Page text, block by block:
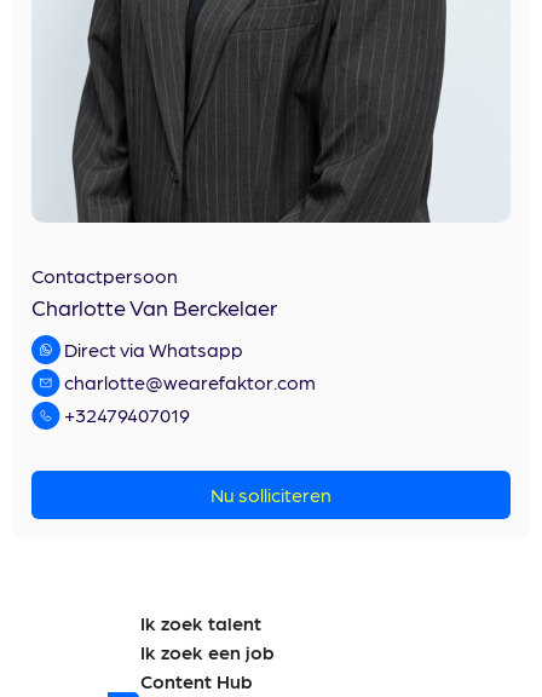
Contactpersoon
Charlotte Van Berckelaer
Direct via Whatsapp
charlotte@wearefaktor.com
+32479407019
Nu solliciteren
Ik zoek talent
Ik zoek een job
Content Hub